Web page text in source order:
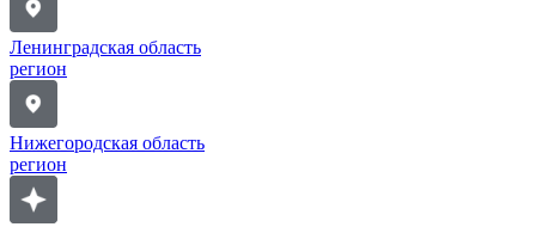
Ленинградская область
регион
Нижегородская область
регион